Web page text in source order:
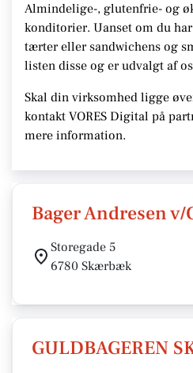
Almindelige-, glutenfrie- og
konditorier. Uanset om du
tærter eller sandwichens og
listen disse og er udvalgt af
Skal din virksomhed ligge
kontakt VORES Digital på
mere information.
Bager Andresen
Storegade 5
6780 Skærbæk
GULDBAGEREN